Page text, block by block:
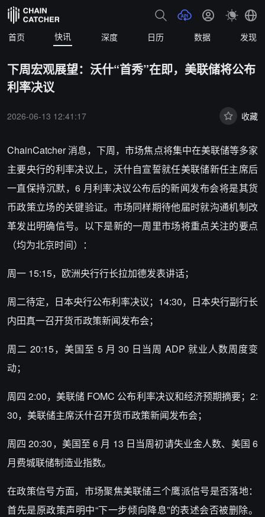
首页 快讯 深度 日历 数据 发现
下周宏观展望：沃什“首秀”在即，美联储将公布
利率决议
2026-06-13 12:41:17 收藏
ChainCatcher 消息，下周，市场焦点将集中在美联储等多家
主要央行的利率决议上，沃什自宣誓就任美联储新任主席后
一直保持沉默，6 月利率决议公布后的新闻发布会将是其货
币政策立场的关键验证。市场同样期待他届时就沟通机制改
革发出明确信号。以下是新的一周里市场将重点关注的要点
（均为北京时间）：
周一 15:15，欧洲央行行长拉加德发表讲话；
周二待定，日本央行公布利率决议；14:30，日本央行副行长
内田真一召开货币政策新闻发布会；
周二 20:15，美国至 5 月 30 日当周 ADP 就业人数周度变
动；
周四 2:00，美联储 FOMC 公布利率决议和经济预期摘要；2:
30，美联储主席沃什召开货币政策新闻发布会；
周四 20:30，美国至 6 月 13 日当周初请失业金人数、美国 6
月费城联储制造业指数。
在政策信号方面，市场聚焦美联储三个鹰派信号是否落地：
首先是原政策声明中“下一步倾向降息”的表述会否被删除。